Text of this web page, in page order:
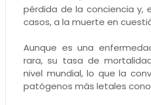
pérdida de la conciencia y,
casos, a la muerte en
Aunque es una
rara, su tasa de
nivel mundial, lo que la
patógenos más letales